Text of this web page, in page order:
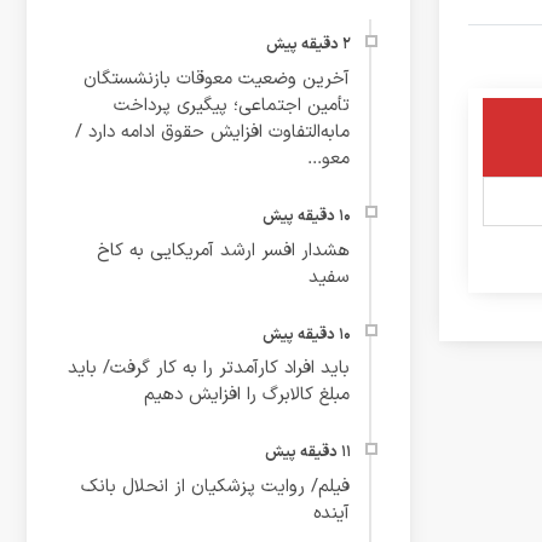
آخرین وضعیت معوقات بازنشستگان
تأمین اجتماعی؛ پیگیری پرداخت
مابه‌التفاوت افزایش حقوق ادامه دارد /
معو...
هشدار افسر ارشد آمریکایی به کاخ
سفید
باید افراد کارآمدتر را به کار گرفت/ باید
مبلغ کالابرگ را افزایش دهیم
فیلم/ روایت پزشکیان از انحلال بانک
آینده